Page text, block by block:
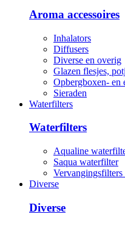
Aroma accessoires
Inhalators
Diffusers
Diverse en overig
Glazen flesjes,
Opbergboxen- en
Sieraden
Waterfilters
Waterfilters
Aqualine
Saqua waterfilter
Vervangingsfilters
Diverse
Diverse